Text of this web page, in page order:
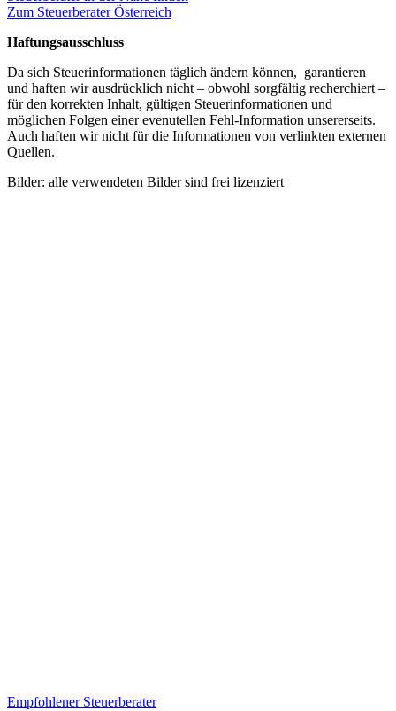
Zum Steuerberater Österreich
Haftungsausschluss
Da sich Steuerinformationen täglich ändern können, garantieren
und haften wir ausdrücklich nicht – obwohl sorgfältig recherchiert –
für den korrekten Inhalt, gültigen Steuerinformationen und
möglichen Folgen einer evenutellen Fehl-Information unsererseits.
Auch haften wir nicht für die Informationen von verlinkten externen
Quellen.
Bilder: alle verwendeten Bilder sind frei lizenziert
Empfohlener Steuerberater